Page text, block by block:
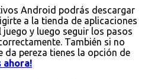
Android podrás descargar
a la tienda de aplicaciones
juego y luego seguir los pasos
También si no
da pereza tienes la opción de
ahora!